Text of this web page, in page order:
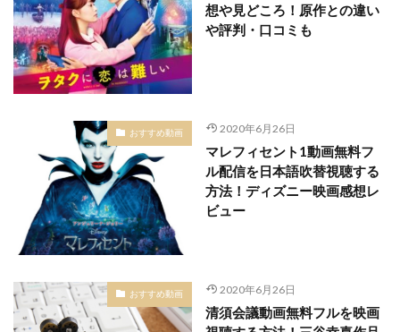
想や見どころ！原作との違い
や評判・口コミも
おすすめ動画 2020年6月26日
マレフィセント1動画無料フ
ル配信を日本語吹替視聴する
方法！ディズニー映画感想レ
ビュー
おすすめ動画 2020年6月26日
清須会議動画無料フルを映画